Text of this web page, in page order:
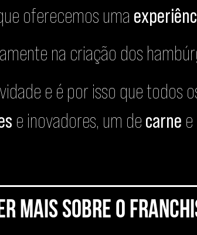
oferecemos uma
na criação dos
e é por isso que todos
e inovadores, um de carne
mais sobre o